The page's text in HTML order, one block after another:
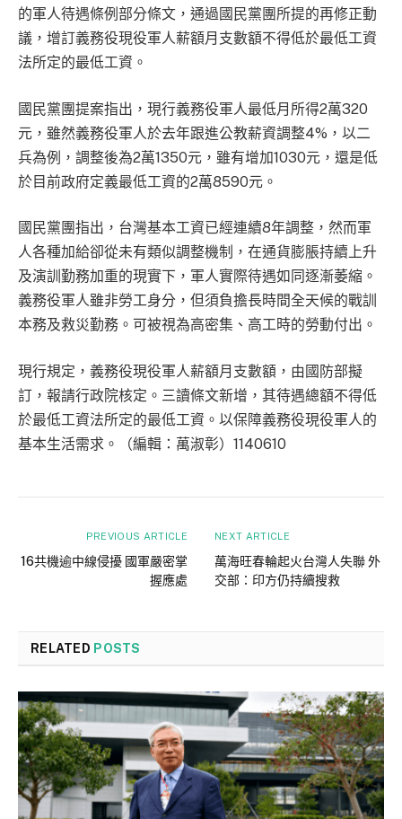
的軍人待遇條例部分條文，通過國民黨團所提的再修正動
議，增訂義務役現役軍人薪額月支數額不得低於最低工資
法所定的最低工資。
國民黨團提案指出，現行義務役軍人最低月所得2萬320
元，雖然義務役軍人於去年跟進公教薪資調整4%，以二
兵為例，調整後為2萬1350元，雖有增加1030元，還是低
於目前政府定義最低工資的2萬8590元。
國民黨團指出，台灣基本工資已經連續8年調整，然而軍
人各種加給卻從未有類似調整機制，在通貨膨脹持續上升
及演訓勤務加重的現實下，軍人實際待遇如同逐漸萎縮。
義務役軍人雖非勞工身分，但須負擔長時間全天候的戰訓
本務及救災勤務。可被視為高密集、高工時的勞動付出。
現行規定，義務役現役軍人薪額月支數額，由國防部擬
訂，報請行政院核定。三讀條文新增，其待遇總額不得低
於最低工資法所定的最低工資。以保障義務役現役軍人的
基本生活需求。（編輯：萬淑彰）1140610
PREVIOUS ARTICLE
16共機逾中線侵擾 國軍嚴密掌
握應處
NEXT ARTICLE
萬海旺春輪起火台灣人失聯 外
交部：印方仍持續搜救
RELATED POSTS